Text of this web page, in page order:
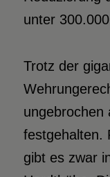
unter
Trotz der
ungebrochen
festgehalten.
gibt es zwar